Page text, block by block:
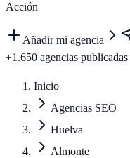
Acción
Añadir mi agencia
+1.650 agencias publicadas
Inicio
Agencias SEO
Huelva
Almonte